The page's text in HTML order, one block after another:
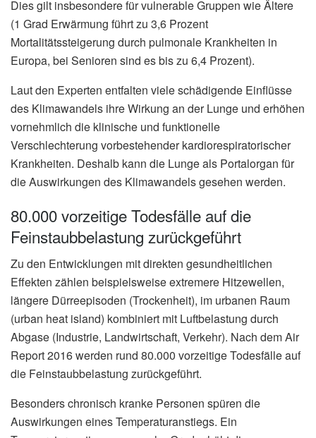
Dies gilt insbesondere für vulnerable Gruppen wie Ältere
(1 Grad Erwärmung führt zu 3,6 Prozent
Mortalitätssteigerung durch pulmonale Krankheiten in
Europa, bei Senioren sind es bis zu 6,4 Prozent).
Laut den Experten entfalten viele schädigende Einflüsse
des Klimawandels ihre Wirkung an der Lunge und erhöhen
vornehmlich die klinische und funktionelle
Verschlechterung vorbestehender kardiorespiratorischer
Krankheiten. Deshalb kann die Lunge als Portalorgan für
die Auswirkungen des Klimawandels gesehen werden.
80.000 vorzeitige Todesfälle auf die
Feinstaubbelastung zurückgeführt
Zu den Entwicklungen mit direkten gesundheitlichen
Effekten zählen beispielsweise extremere Hitzewellen,
längere Dürreepisoden (Trockenheit), im urbanen Raum
(urban heat island) kombiniert mit Luftbelastung durch
Abgase (Industrie, Landwirtschaft, Verkehr). Nach dem Air
Report 2016 werden rund 80.000 vorzeitige Todesfälle auf
die Feinstaubbelastung zurückgeführt.
Besonders chronisch kranke Personen spüren die
Auswirkungen eines Temperaturanstiegs. Ein